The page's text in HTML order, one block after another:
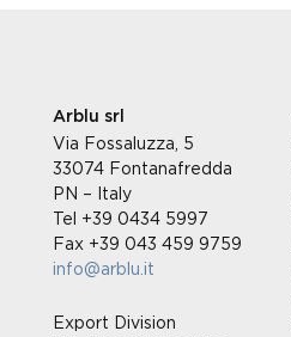
Arblu srl
Via Fossaluzza, 5
33074 Fontanafredda
PN – Italy
Tel +39 0434 5997
Fax +39 043 459 9759
info@arblu.it
Export Division